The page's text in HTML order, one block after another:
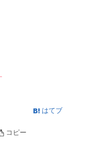
はてブ
コピー